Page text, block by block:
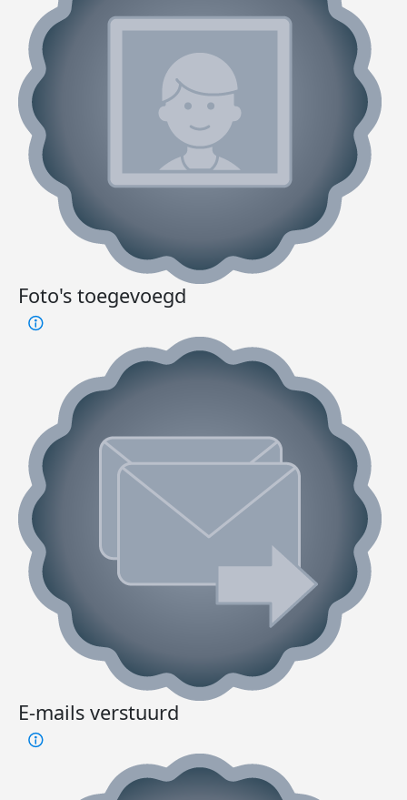
Foto's toegevoegd
E-mails verstuurd